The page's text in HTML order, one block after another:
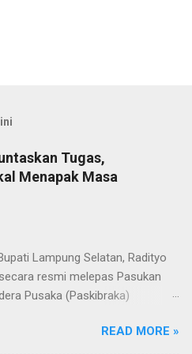
Tugas,
Menapak Masa
Lampung Selatan, Radityo
resmi melepas Pasukan
Pusaka (Paskibraka)
usai upacara penurunan
READ MORE »